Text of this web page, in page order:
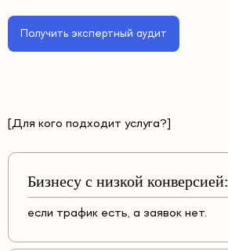
Получить экспертный аудит
[Для кого подходит услуга?]
Бизнесу с низкой конверсией:
если трафик есть, а заявок нет.